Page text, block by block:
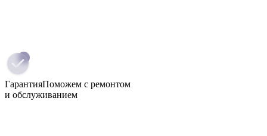
ГарантияПоможем с ремонтом
и обслуживанием